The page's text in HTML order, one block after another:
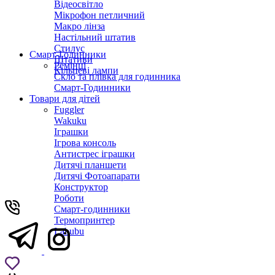
Відеосвітло
Мікрофон петличний
Макро лінза
Настільний штатив
Стилус
Штативи
Кільцеві лампи
Смарт-Годинники
Ремінці
Скло та плівка для годинника
Смарт-Годинники
Товари для дітей
Fuggler
Wakuku
Іграшки
Ігрова консоль
Антистрес іграшки
Дитячi планшети
Дитячі Фотоапарати
Конструктор
Роботи
Смарт-годинники
Термопринтер
Labubu